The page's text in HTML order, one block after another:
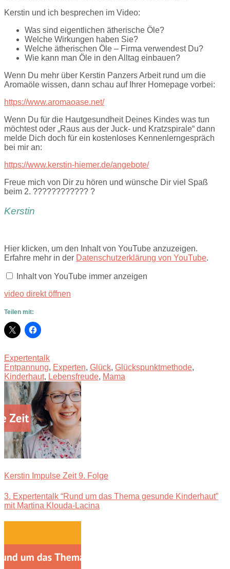
Kerstin und ich besprechen im Video:
Was sind eigentlichen ätherische Öle?
Welche Wirkungen haben Sie?
Welche ätherischen Öle – Firma verwendest Du?
Wie kann man Öle in den Alltag einbauen?
Wenn Du mehr über Kerstin Panzers Arbeit rund um die
Aromaöle wissen, dann schau auf Ihrer Homepage vorbei:
https://www.aromaoase.net/
Wenn Du für die Hautgesundheit Deines Kindes was tun
möchtest oder „Raus aus der Juck- und Kratzspirale“ dann
melde Dich doch für ein kostenloses Kennenlerngespräch
bei mir an:
https://www.kerstin-hiemer.de/angebote/
Freue mich von Dir zu hören und wünsche Dir viel Spaß
beim 2. ???????????? ?
Kerstin
Inhalt
von
YouTube
anzeigen
Hier klicken, um den Inhalt von YouTube anzuzeigen.
Erfahre mehr in der Datenschutzerklärung von YouTube.
Inhalt von YouTube immer anzeigen
video direkt öffnen
Teilen mit:
Expertentalk
Entpannung, Experten, Glück, Glückspunktmethode,
Kinderhaut, Lebensfreude, Mama
Kerstin Impulse Zeit 9. Folge
3. Expertentalk “Rund um das Thema gesunde Kinderhaut”
mit Martina Klouda-Lacina